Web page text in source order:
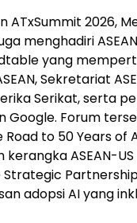
ATxSummit 2026,
menghadiri
yang
Sekretariat
Serikat, serta
Google. Forum
to 50 Years of
kerangka ASEAN-US
adopsi AI yang